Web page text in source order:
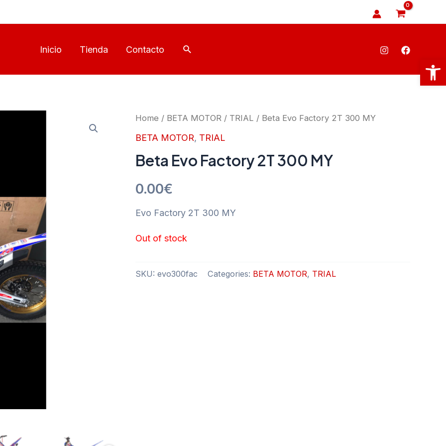
Inicio Tienda Contacto Buscar
Home / BETA MOTOR / TRIAL / Beta Evo Factory 2T 300 MY
BETA MOTOR, TRIAL
Beta Evo Factory 2T 300 MY
0.00€
Evo Factory 2T 300 MY
Out of stock
SKU: evo300fac Categories: BETA MOTOR, TRIAL